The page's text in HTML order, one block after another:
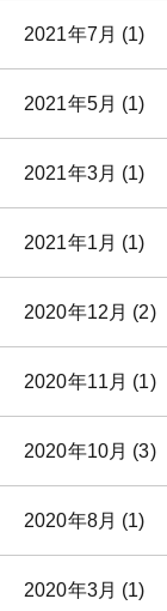
2021年7月 (1)
2021年5月 (1)
2021年3月 (1)
2021年1月 (1)
2020年12月 (2)
2020年11月 (1)
2020年10月 (3)
2020年8月 (1)
2020年3月 (1)